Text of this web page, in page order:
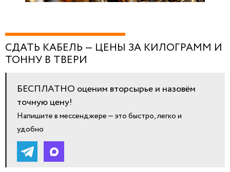
СДАТЬ КАБЕЛЬ — ЦЕНЫ ЗА КИЛОГРАММ И
ТОННУ В ТВЕРИ
БЕСПЛАТНО оценим вторсырье и назовём
точную цену!
Напишите в мессенджере — это быстро, легко и
удобно